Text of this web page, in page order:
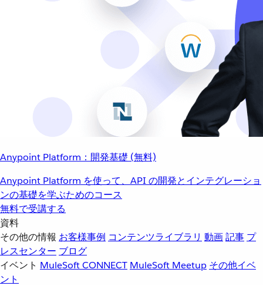
Anypoint Platform：開発基礎 (無料)
Anypoint Platform を使って、API の開発とインテグレーショ
ンの基礎を学ぶためのコース
無料で受講する
資料
その他の情報 お客様事例 コンテンツライブラリ 動画記事 プ
レスセンター ブログ
イベント MuleSoft CONNECT MuleSoft Meetup その他イベ
ント